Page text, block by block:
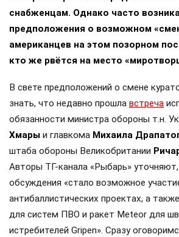
снабженцам. Однако часто
предположения о возможном
американцев на этом позорном
кто же рвётся на место
В свете предположений о смене
знать, что недавно прошла встреча
обязанности министра обороны т.н.
Хмары и главкома Михаила
штаба обороны Великобритании
Авторы ТГ-канала «Рыбарь»
обсуждения «стало возможное
антибаллистических проектах, а
для систем ПВО и ракет Meteor для
истребителей Gripen». Сразу